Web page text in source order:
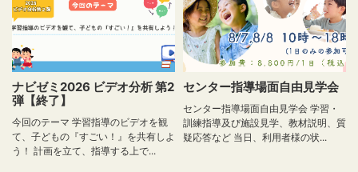
停
止
す
る
ナビゼミ2026 ビデオ分析 第2
弾【終了】
今回のテーマ 学習指導のビデオを観
て、子どもの『すごい！』を共有しよ
う！ 計画を立て、指導する上で...
センター指導場面自由見学会
センター指導場面自由見学会 学習・
訓練指導及び施設見学、教材説明、質
疑応答など 当日、利用者様の状...